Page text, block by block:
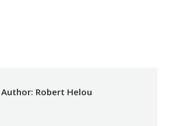
Author: Robert Helou